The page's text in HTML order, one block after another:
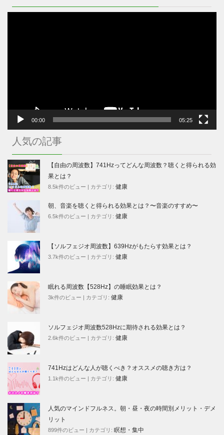
00:00 05:25
人気の記事
【自由の周波数】741Hzってどんな周波数？聴くと得られる効
果とは？
8.5k件のビュー カテゴリ: 健康
朝、音楽を聴くと得られる効果とは？〜音楽のすすめ〜
6.5k件のビュー カテゴリ: 健康
【ソルフェジオ周波数】639Hzがもたらす効果とは？
3.7k件のビュー カテゴリ: 健康
眠れる周波数【528Hz】の睡眠効果とは？
3k件のビュー カテゴリ: 健康
ソルフェジオ周波数528Hzに期待される効果とは？
2.6k件のビュー カテゴリ: 健康
741Hzはどんな人が聴くべき？オススメの聴き方は？
1.1k件のビュー カテゴリ: 健康
人気のマインドフルネス。朝・昼・夜の時間別メリット・デメ
リット
899件のビュー カテゴリ: 瞑想・集中